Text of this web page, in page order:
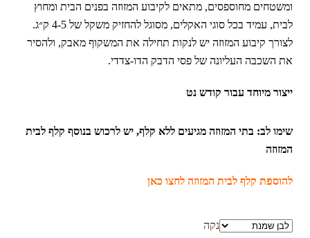
ומשטחים מחוספסים, מתאים לקיבוע המזוזה בפנים הבית ומחוץ
לבית, עמיד בכל סוגי האקלים, מסוגל להחזיק משקל של 4-5 ק״ג.
לצורך קיבוע המזוזה יש לנקות תחילה את המשקוף מאבק, ולהסיר
את השכבה העליונה של פסי הדבק הדו-צדדי.
ייצור מיוחד עבור קודש נט
שימו לב: בתי המזוזה מגיעים ללא קלף, יש לרכוש בנוסף קלף לבית
המזוזה
להוספת קלף לבית המזוזה לחצו כאן
נקה